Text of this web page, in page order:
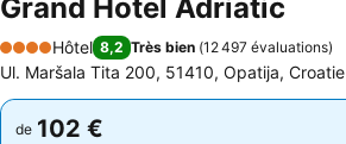
Grand Hotel Adriatic
4 Étoiles
Hôtel 8,2 Très bien (12 497 évaluations)
Ul. Maršala Tita 200, 51410, Opatija, Croatie
de 102 €
de 102 €